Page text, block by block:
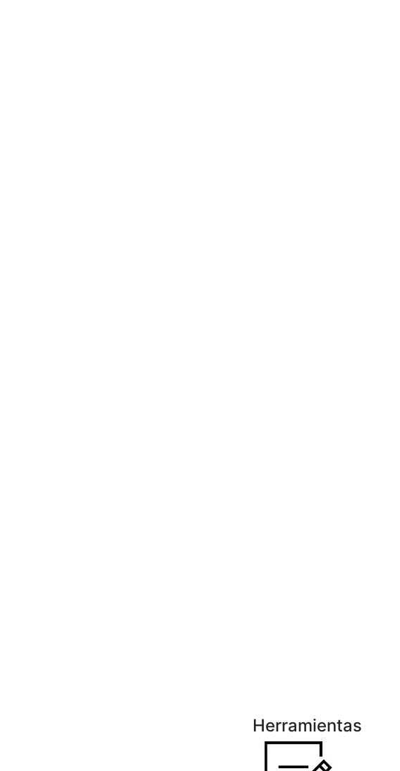
Herramientas